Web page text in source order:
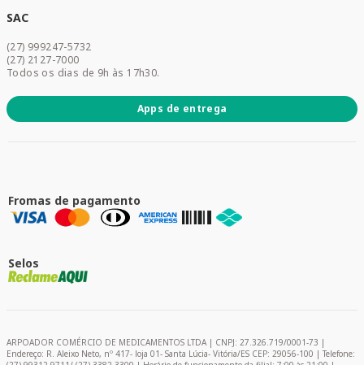
Dermocosméticos
Promoções
SAC
(27) 999247-5732
(27) 2127-7000
Todos os dias de 9h às 17h30.
Apps de entrega
Fromas de pagamento
Selos
ARPOADOR COMÉRCIO DE MEDICAMENTOS LTDA | CNPJ: 27.326.719/0001-73 |
Endereço: R. Aleixo Neto, nº 417- loja 01- Santa Lúcia- Vitória/ES CEP: 29056-100 | Telefone: